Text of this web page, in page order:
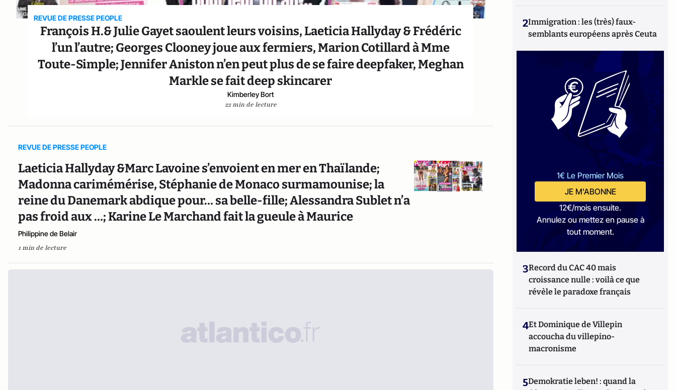
REVUE DE PRESSE PEOPLE
François H.& Julie Gayet saoulent leurs voisins, Laeticia Hallyday & Frédéric
l’un l’autre; Georges Clooney joue aux fermiers, Marion Cotillard à Mme
Toute-Simple; Jennifer Aniston n’en peut plus de se faire deepfaker, Meghan
Markle se fait deep skincarer
Kimberley Bort
22 min de lecture
REVUE DE PRESSE PEOPLE
Laeticia Hallyday &Marc Lavoine s’envoient en mer en Thaïlande;
Madonna carimémérise, Stéphanie de Monaco surmamounise; la
reine du Danemark abdique pour… sa belle-fille; Alessandra Sublet n’a
pas froid aux …; Karine Le Marchand fait la gueule à Maurice
Philippine de Belair
1 min de lecture
2Immigration : les (très) faux-
semblants européens après Ceuta
1€ Le Premier Mois
JE M'ABONNE
12€/mois ensuite.
Annulez ou mettez en pause à
tout moment.
3Record du CAC 40 mais
croissance nulle : voilà ce que
révèle le paradoxe français
4Et Dominique de Villepin
accoucha du villepino-
macronisme
5Demokratie leben! : quand la